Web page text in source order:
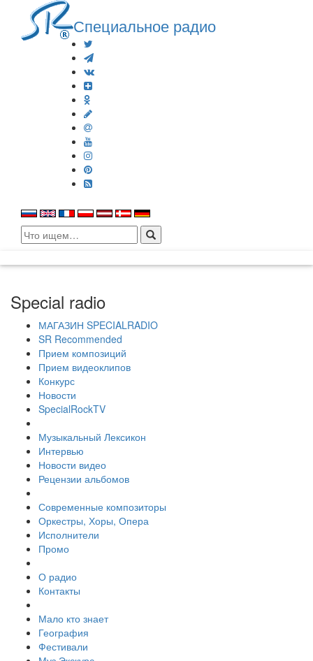
Специальное радио
Search
for:
Special radio
МАГАЗИН SPECIALRADIO
SR Recommended
Прием композиций
Прием видеоклипов
Конкурс
Новости
SpecialRockTV
Музыкальный Лексикон
Интервью
Новости видео
Рецензии альбомов
Современные композиторы
Оркестры, Хоры, Опера
Исполнители
Промо
О радио
Контакты
Мало кто знает
География
Фестивали